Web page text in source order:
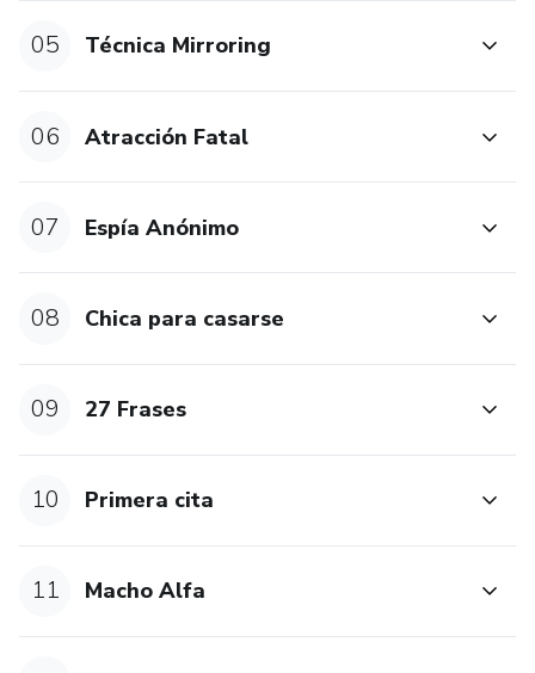
05 Técnica Mirroring
06 Atracción Fatal
07 Espía Anónimo
08 Chica para casarse
09 27 Frases
10 Primera cita
11 Macho Alfa